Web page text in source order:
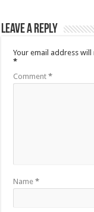
Leave a Reply
Your email address
*
Comment*
Name*